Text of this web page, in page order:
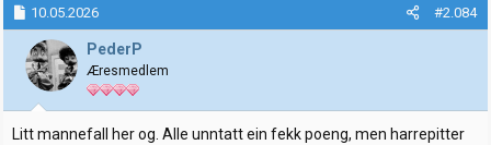
k
s
j
o
n
e
r
:
10.05.2026 #2.084
PederP
Æresmedlem
Litt mannefall her og. Alle unntatt ein fekk poeng, men harrepitter